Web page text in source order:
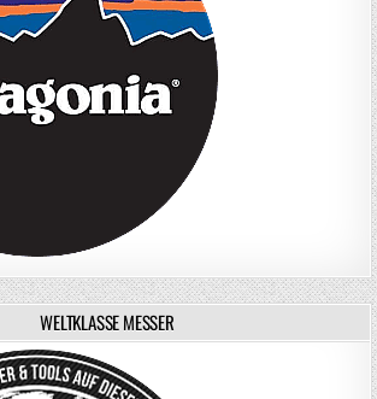
WELTKLASSE MESSER